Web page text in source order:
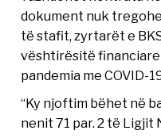
dokument nuk
të stafit, zyrtarët e
vështirësitë
pandemia me COVID-
“Ky njoftim bëhet në
nenit 71 par. 2 të Ligjit